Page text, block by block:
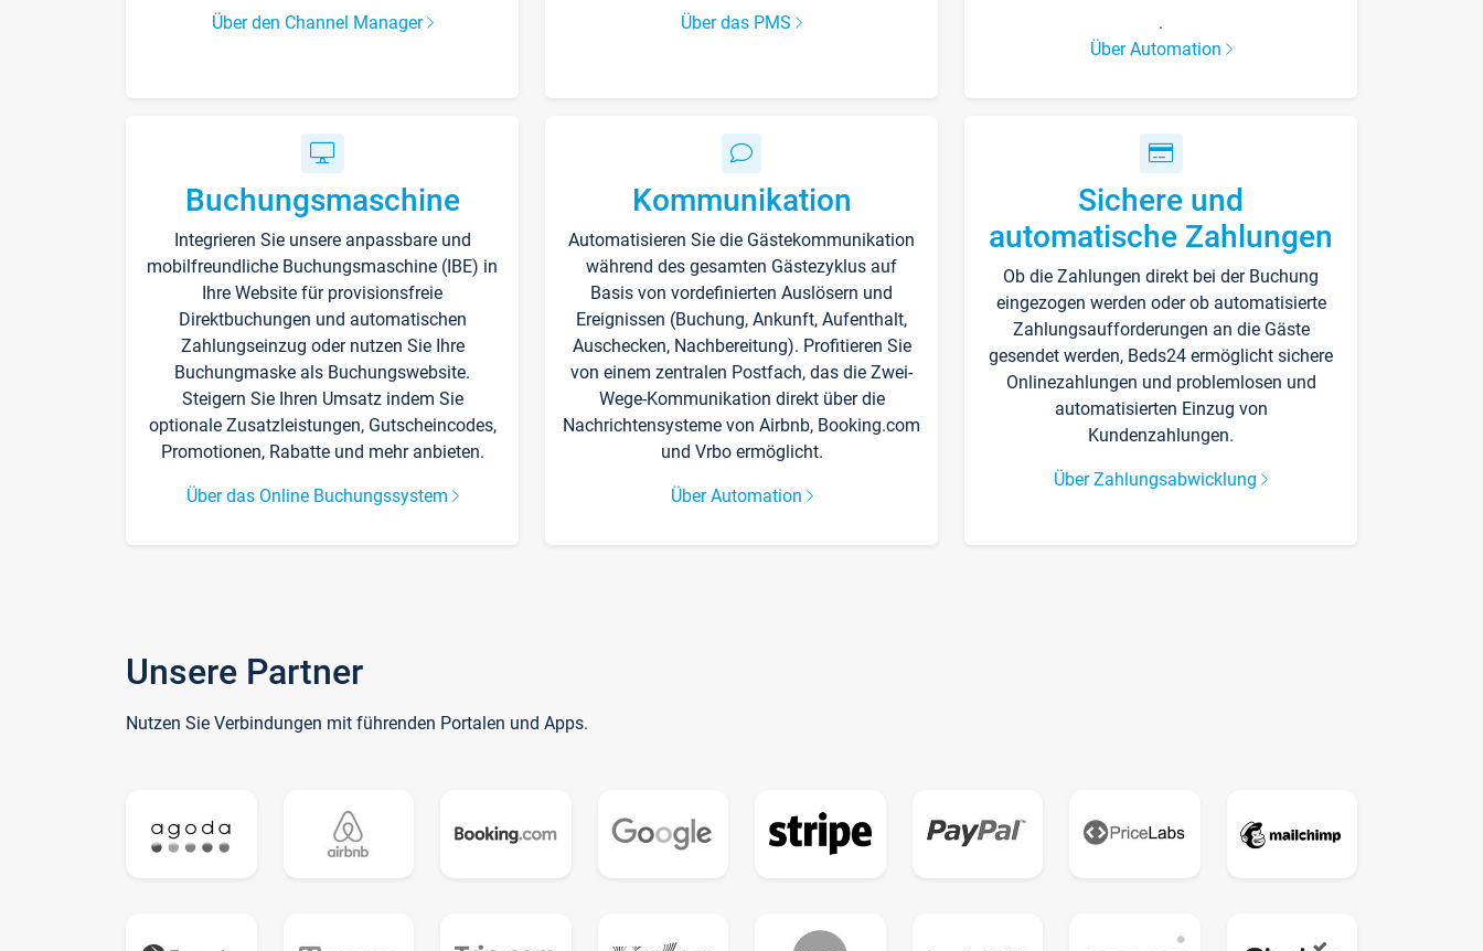
Über den Channel Manager Über das PMS
.
Über Automation
Buchungsmaschine
Integrieren Sie unsere anpassbare und
mobilfreundliche Buchungsmaschine (IBE) in
Ihre Website für provisionsfreie
Direktbuchungen und automatischen
Zahlungseinzug oder nutzen Sie Ihre
Buchungmaske als Buchungswebsite.
Steigern Sie Ihren Umsatz indem Sie
optionale Zusatzleistungen, Gutscheincodes,
Promotionen, Rabatte und mehr anbieten.
Über das Online Buchungssystem
Kommunikation
Automatisieren Sie die Gästekommunikation
während des gesamten Gästezyklus auf
Basis von vordefinierten Auslösern und
Ereignissen (Buchung, Ankunft, Aufenthalt,
Auschecken, Nachbereitung). Profitieren Sie
von einem zentralen Postfach, das die Zwei-
Wege-Kommunikation direkt über die
Nachrichtensysteme von Airbnb, Booking.com
und Vrbo ermöglicht.
Über Automation
Sichere und
automatische Zahlungen
Ob die Zahlungen direkt bei der Buchung
eingezogen werden oder ob automatisierte
Zahlungsaufforderungen an die Gäste
gesendet werden, Beds24 ermöglicht sichere
Onlinezahlungen und problemlosen und
automatisierten Einzug von
Kundenzahlungen.
Über Zahlungsabwicklung
Unsere Partner
Nutzen Sie Verbindungen mit führenden Portalen und Apps.